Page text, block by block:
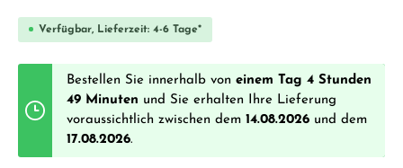
Verfügbar, Lieferzeit: 4-6 Tage*
Bestellen Sie innerhalb von einem Tag 4 Stunden
49 Minuten und Sie erhalten Ihre Lieferung
voraussichtlich zwischen dem 14.08.2026 und dem
17.08.2026.